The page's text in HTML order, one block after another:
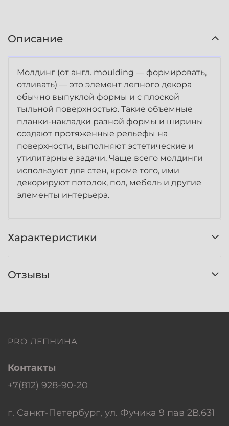
Описание
Молдинг (от англ. moulding — формировать,
отливать) — это элемент лепного декора
обычно выпуклой формы и с плоской
тыльной поверхностью. Такие объемные
планки-накладки разной формы и ширины
создают протяженные рельефы на
поверхности, выполняют эстетические и
утилитарные задачи. Чаще всего молдинги
используют для стен, кроме того, ими
декорируют потолок, пол, мебель и другие
элементы интерьера.
Характеристики
Отзывы
PRO ЛЕПНИНА
Контакты
+7(812) 928-90-20
г. Санкт-Петербург, ул. Фучика 9 пав 2В.631